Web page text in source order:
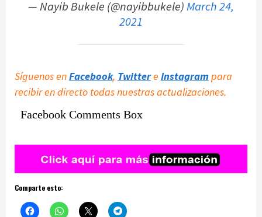
— Nayib Bukele (@nayibbukele)March 24,
2021
Síguenos enFacebook, Twittere Instagram para
recibir en directo todas nuestras actualizaciones.
Facebook Comments Box
Comparte esto: